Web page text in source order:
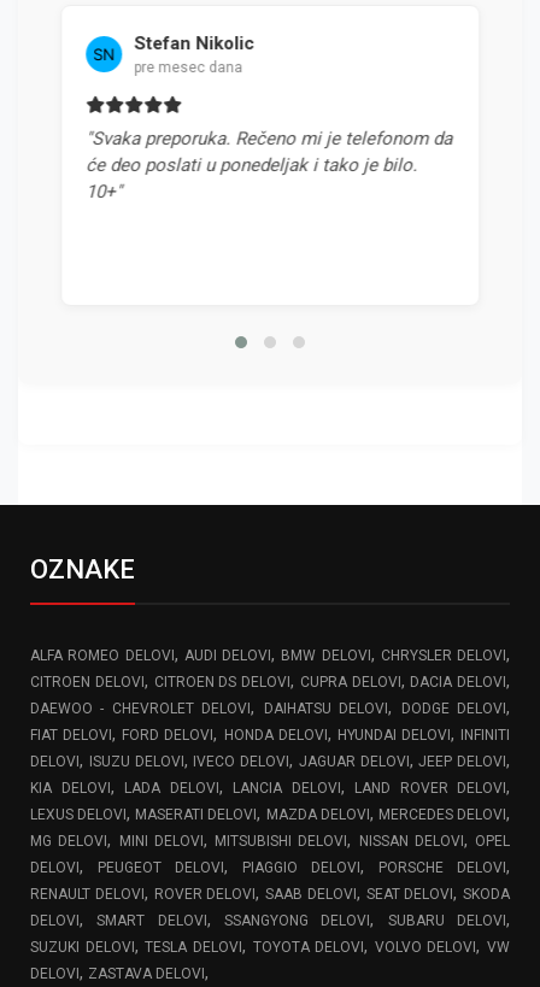
Stefan Nikolic
pre mesec dana
preporuka. Rečeno mi je telefonom da
deo poslati u ponedeljak i tako je bilo.
"Najbolja
OZNAKE
ALFA ROMEO DELOVI , AUDI DELOVI , BMW DELOVI , CHRYSLER DELOVI ,
CITROEN DELOVI , CITROEN DS DELOVI , CUPRA DELOVI , DACIA DELOVI ,
DAEWOO - CHEVROLET DELOVI, DAIHATSU DELOVI, DODGE DELOVI,
FIAT DELOVI, FORD DELOVI, HONDA DELOVI , HYUNDAI DELOVI ,
INFINITI
DELOVI , ISUZU DELOVI , IVECO DELOVI , JAGUAR DELOVI ,JEEP DELOVI ,
KIA DELOVI , LADA DELOVI , LANCIA DELOVI , LAND ROVER DELOVI ,
LEXUS DELOVI, MASERATI DELOVI, MAZDA DELOVI , MERCEDES DELOVI,
MG DELOVI, MINI DELOVI , MITSUBISHI DELOVI, NISSAN DELOVI , OPEL
DELOVI , PEUGEOT DELOVI , PIAGGIO DELOVI , PORSCHE DELOVI ,
RENAULT DELOVI , ROVER DELOVI, SAAB DELOVI , SEAT DELOVI, SKODA
DELOVI ,SMART DELOVI ,SSANGYONG DELOVI, SUBARU DELOVI,
SUZUKI DELOVI ,TESLA DELOVI , TOYOTA DELOVI, VOLVO DELOVI, VW
DELOVI , ZASTAVA DELOVI ,